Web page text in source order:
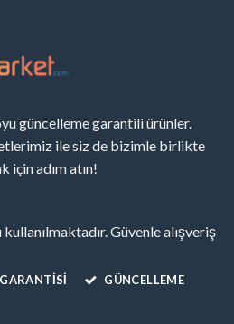
güncelleme garantili ürünler.
ile siz de bizimle birlikte
için adım atın!
Güvenle alışveriş
GÜNCELLEME